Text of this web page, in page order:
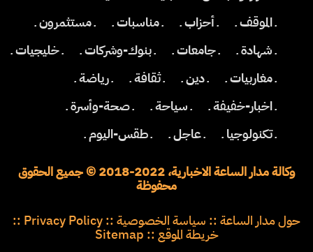
ـ الموقف ـ
ـ أحزاب ـ ـ مناسبات ـ
ـ مستثمرون ـ
ـ شهادة ـ
ـ جامعات ـ ـ بنوك-وشركات ـ
ـ خليجيات ـ
ـ مغاربيات ـ
ـ دين ـ ـ ثقافة ـ
ـ رياضة ـ
ـ اخبار-خفيفة ـ
ـ سياحة ـ
ـ صحة-وأسرة ـ
ـ تكنولوجيا ـ
ـ عاجل ـ ـ طقس-اليوم ـ
وكالة مدار الساعة الاخبارية، 2022-2018 © جميع الحقوق
محفوظة
حول مدار الساعة :: سياسة الخصوصية ::
Privacy Policy
::
خريطة الموقع ::
Sitemap